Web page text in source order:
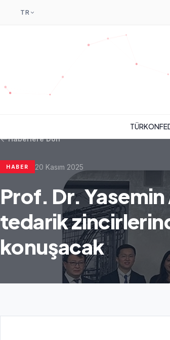
TR
Haberlere Dön
HABER 20 Kasım 2025
Prof. Dr.
tedarik
konuşacak